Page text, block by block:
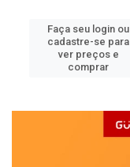
Faça seu login ou
cadastre-se para
ver preços e
comprar